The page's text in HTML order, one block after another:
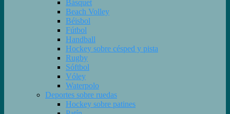
Básquet
Beach Volley
Béisbol
Fútbol
Handball
Hockey sobre césped y pista
Rugby
Sóftbol
Vóley
Waterpolo
Deportes sobre ruedas
Hockey sobre patines